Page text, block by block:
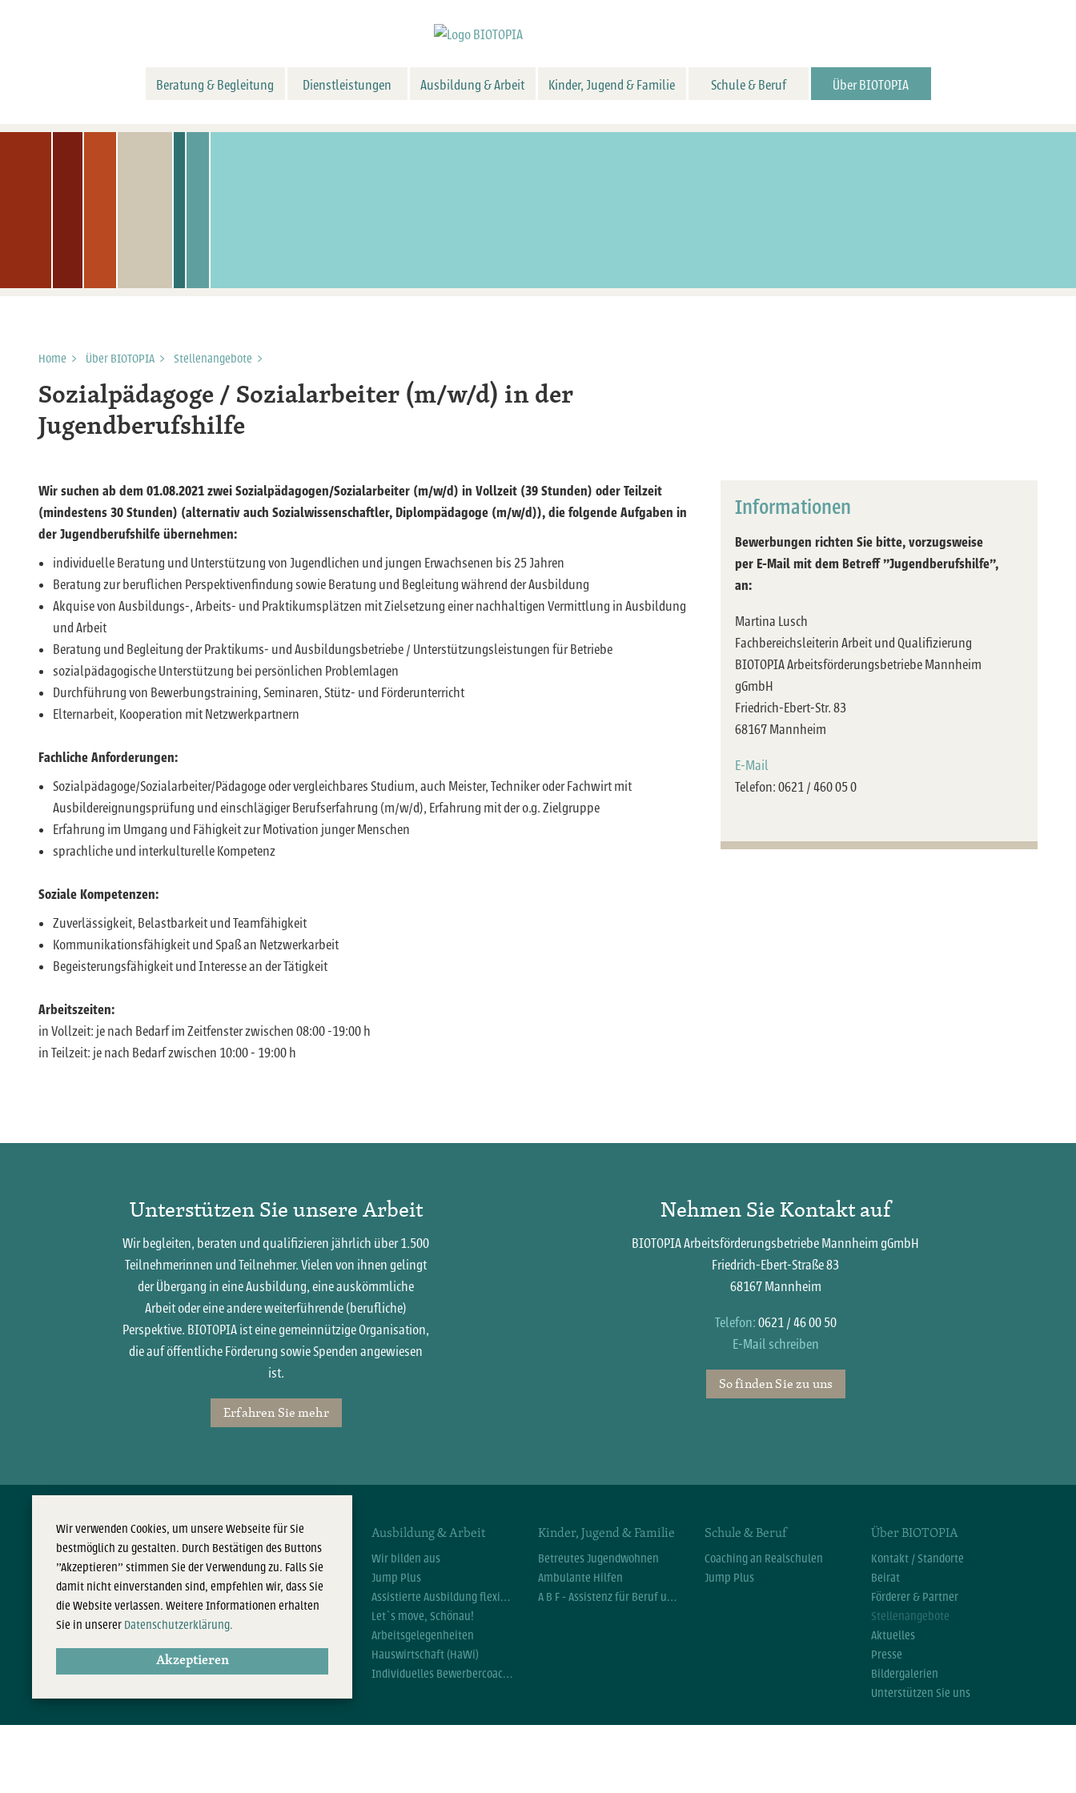
Beratung & Begleitung Dienstleistungen Ausbildung & Arbeit Kinder, Jugend & Familie Schule & Beruf Über BIOTOPIA
Home > Über BIOTOPIA > Stellenangebote >
Sozialpädagoge / Sozialarbeiter (m/w/d) in der
Jugendberufshilfe
Wir suchen ab dem 01.08.2021 zwei Sozialpädagogen/Sozialarbeiter (m/w/d) in Vollzeit (39 Stunden) oder Teilzeit
(mindestens 30 Stunden) (alternativ auch Sozialwissenschaftler, Diplompädagoge (m/w/d)), die folgende Aufgaben in
der Jugendberufshilfe übernehmen:
individuelle Beratung und Unterstützung von Jugendlichen und jungen Erwachsenen bis 25 Jahren
Beratung zur beruflichen Perspektivenfindung sowie Beratung und Begleitung während der Ausbildung
Akquise von Ausbildungs-, Arbeits- und Praktikumsplätzen mit Zielsetzung einer nachhaltigen Vermittlung in Ausbildung
und Arbeit
Beratung und Begleitung der Praktikums- und Ausbildungsbetriebe / Unterstützungsleistungen für Betriebe
sozialpädagogische Unterstützung bei persönlichen Problemlagen
Durchführung von Bewerbungstraining, Seminaren, Stütz- und Förderunterricht
Elternarbeit, Kooperation mit Netzwerkpartnern
Fachliche Anforderungen:
Sozialpädagoge/Sozialarbeiter/Pädagoge oder vergleichbares Studium, auch Meister, Techniker oder Fachwirt mit
Ausbildereignungsprüfung und einschlägiger Berufserfahrung (m/w/d), Erfahrung mit der o.g. Zielgruppe
Erfahrung im Umgang und Fähigkeit zur Motivation junger Menschen
sprachliche und interkulturelle Kompetenz
Soziale Kompetenzen:
Zuverlässigkeit, Belastbarkeit und Teamfähigkeit
Kommunikationsfähigkeit und Spaß an Netzwerkarbeit
Begeisterungsfähigkeit und Interesse an der Tätigkeit
Arbeitszeiten:
in Vollzeit: je nach Bedarf im Zeitfenster zwischen 08:00 -19:00 h
in Teilzeit: je nach Bedarf zwischen 10:00 - 19:00 h
Informationen
Bewerbungen richten Sie bitte, vorzugsweise
per E-Mail mit dem Betreff "Jugendberufshilfe",
an:
Martina Lusch
Fachbereichsleiterin Arbeit und Qualifizierung
BIOTOPIA Arbeitsförderungsbetriebe Mannheim
gGmbH
Friedrich-Ebert-Str. 83
68167 Mannheim
E-Mail
Telefon: 0621 / 460 05 0
Unterstützen Sie unsere Arbeit
Wir begleiten, beraten und qualifizieren jährlich über 1.500
Teilnehmerinnen und Teilnehmer. Vielen von ihnen gelingt
der Übergang in eine Ausbildung, eine auskömmliche
Arbeit oder eine andere weiterführende (berufliche)
Perspektive. BIOTOPIA ist eine gemeinnützige Organisation,
die auf öffentliche Förderung sowie Spenden angewiesen
ist.
Erfahren Sie mehr
Nehmen Sie Kontakt auf
BIOTOPIA Arbeitsförderungsbetriebe Mannheim gGmbH
Friedrich-Ebert-Straße 83
68167 Mannheim
Telefon:0621 / 46 00 50
E-Mail schreiben
So finden Sie zu uns
Beratung & Begleitung
MeinLeben!
Neckarstadt-West
Individuelles Sprachcoaching Deutsch (ISD)
Begleit- und Coachingangebote
Dienstleistungen
Garten- und Landschaftsbau
Stadtteilservice (STS)
Ausbildung & Arbeit
Wir bilden aus
Jump Plus
Assistierte Ausbildung flexibel (AsA flex)
Let`s move, Schönau!
Arbeitsgelegenheiten
Hauswirtschaft (HaWi)
Individuelles Bewerbercoaching
Kinder, Jugend & Familie
Betreutes Jugendwohnen
Ambulante Hilfen
A B F - Assistenz für Beruf und Familie
Schule & Beruf
Coaching an Realschulen
Jump Plus
Über BIOTOPIA
Kontakt / Standorte
Beirat
Förderer & Partner
Stellenangebote
Aktuelles
Presse
Bildergalerien
Unterstützen Sie uns
Wir verwenden Cookies, um unsere Webseite für Sie
bestmöglich zu gestalten. Durch Bestätigen des Buttons
"Akzeptieren" stimmen Sie der Verwendung zu. Falls Sie
damit nicht einverstanden sind, empfehlen wir, dass Sie
die Website verlassen. Weitere Informationen erhalten
Sie in unserer Datenschutzerklärung.
Akzeptieren